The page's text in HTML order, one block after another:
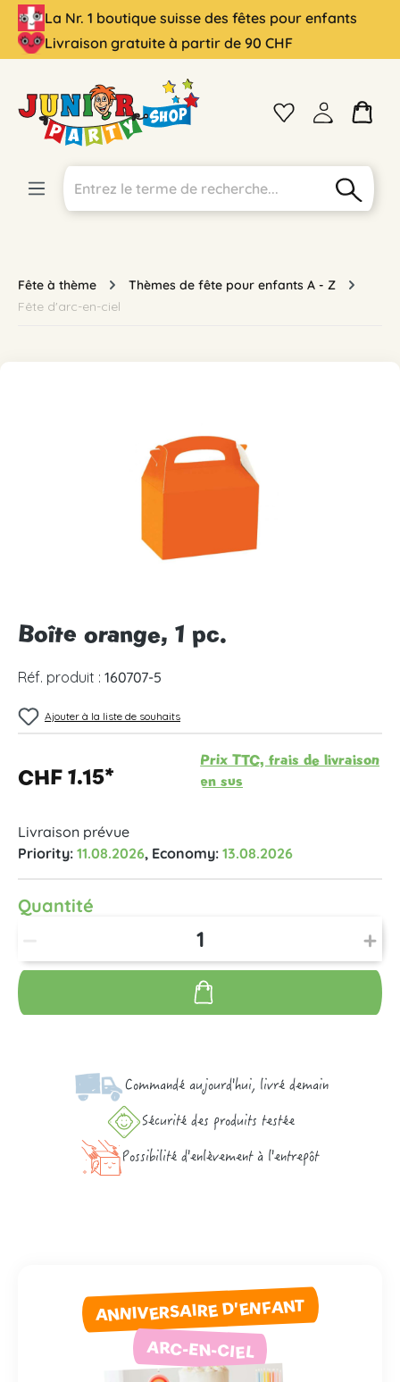
principal
La Nr. 1 boutique suisse des fêtes pour enfants
Livraison gratuite à partir de 90 CHF
Fête à thème
Thèmes de fête pour enfants A - Z
Fête d'arc-en-ciel
Boîte orange, 1 pc.
Réf. produit : 160707-5
Ajouter à la liste de souhaits
CHF 1.15*
Prix TTC, frais de livraison
en sus
Livraison prévue
Priority: 11.08.2026, Economy: 13.08.2026
Quantité
Commandé aujourd'hui, livré demain
Sécurité des produits testée
Possibilité d'enlèvement à l'entrepôt
ANNIVERSAIRE D'ENFANT
ARC-EN-CIEL